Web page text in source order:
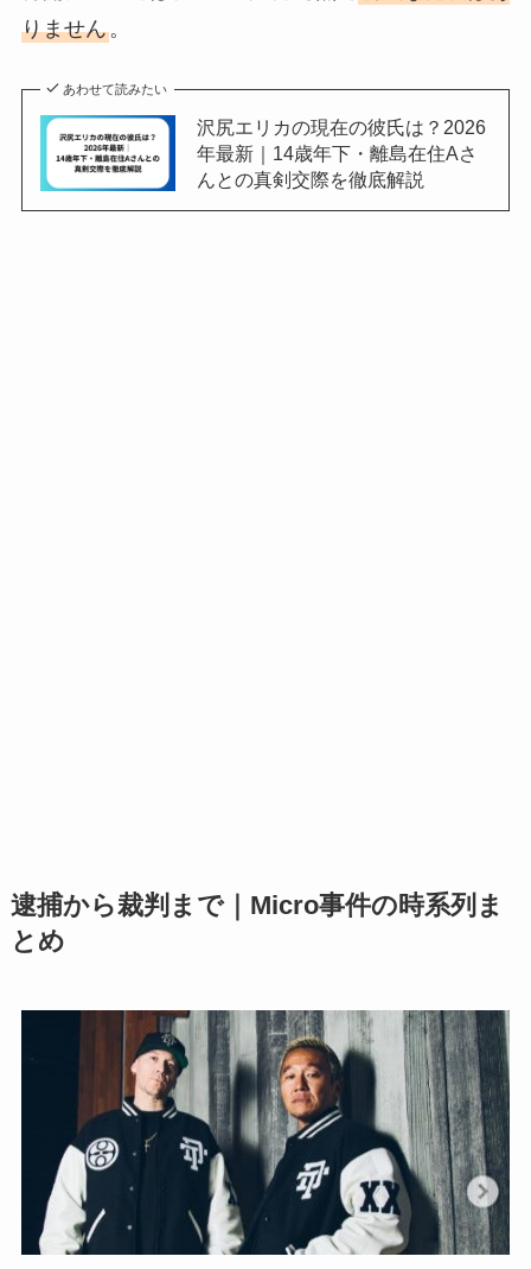
りません。
あわせて読みたい
沢尻エリカの現在の彼氏は？2026
年最新｜14歳年下・離島在住Aさ
んとの真剣交際を徹底解説
逮捕から裁判まで｜Micro事件の時系列ま
とめ